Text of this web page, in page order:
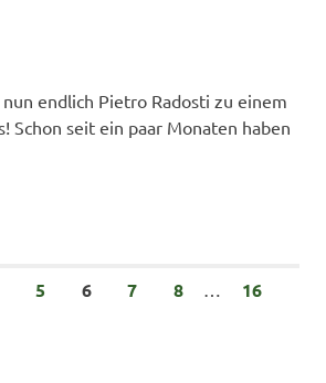
endlich Pietro Radosti zu einem
Schon seit ein paar Monaten haben
5 6 7 8
16